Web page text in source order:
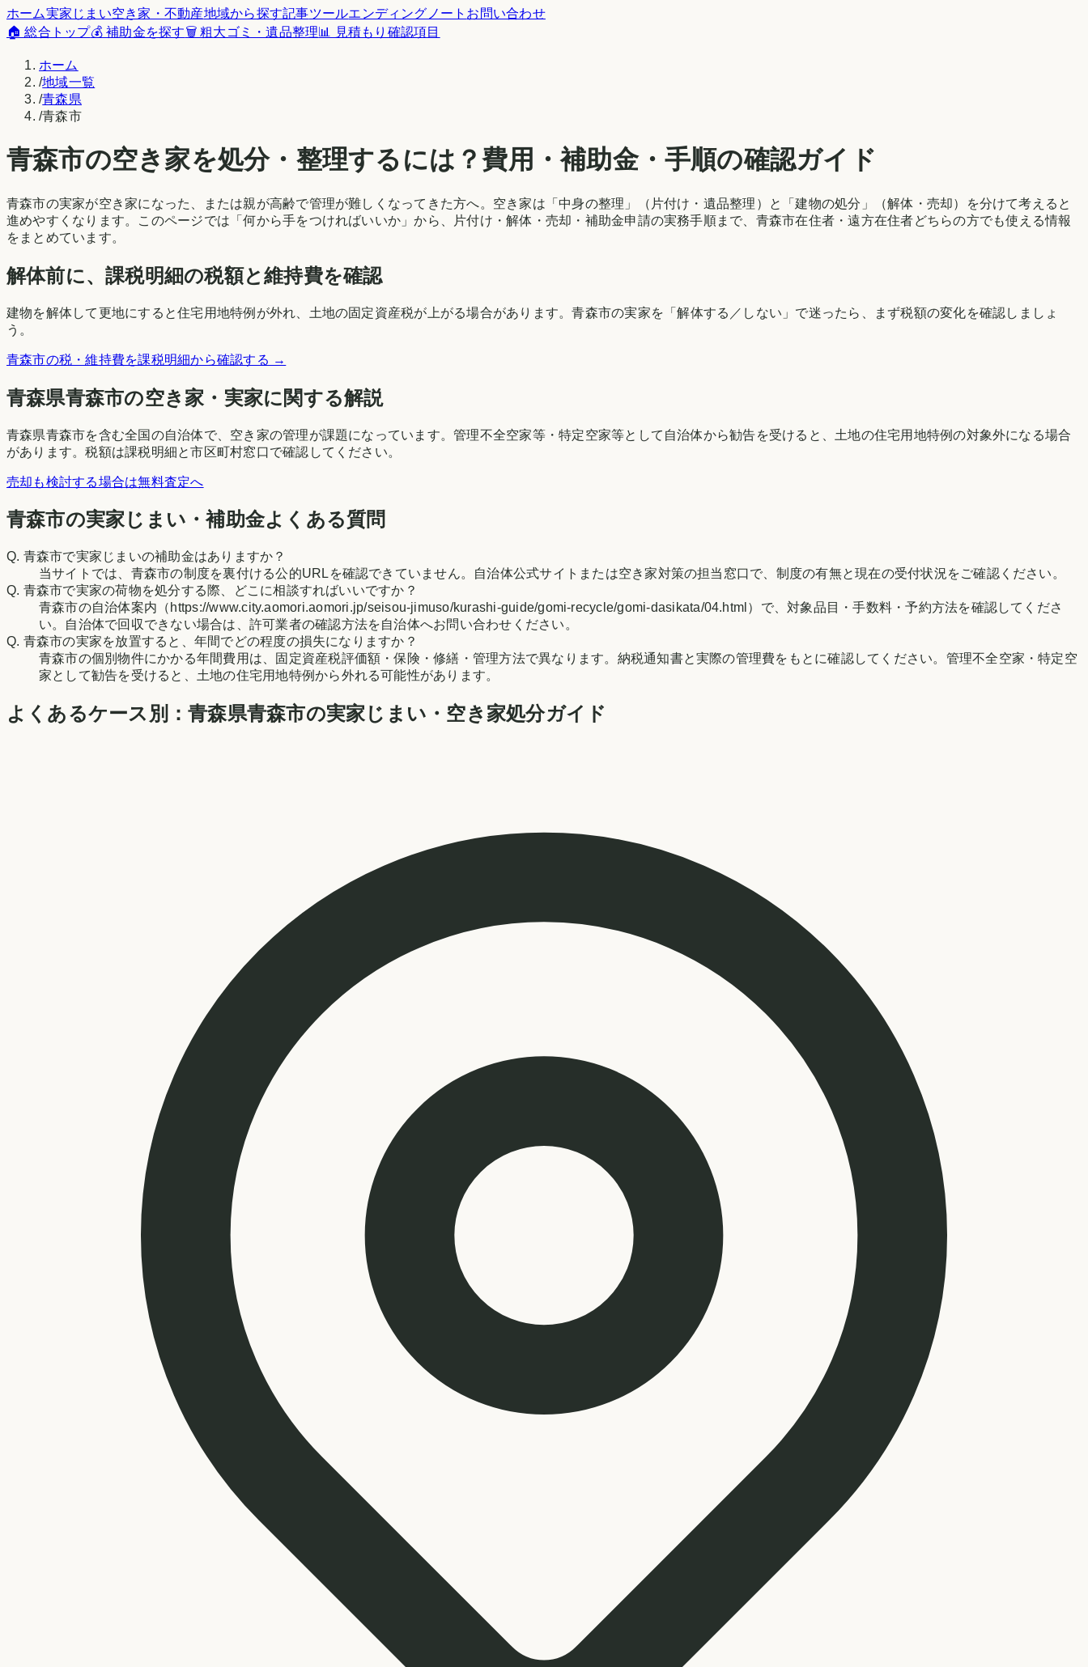
ホーム実家じまい空き家・不動産地域から探す記事ツールエンディングノート お問い合わせ
🏠 総合トップ💰 補助金を探す🗑️ 粗大ゴミ・遺品整理📊 見積もり確認項目
ホーム
/地域一覧
/青森県
/青森市
青森市の空き家を処分・整理するには？費用・補助金・手順の確認ガイド
青森市の実家が空き家になった、または親が高齢で管理が難しくなってきた方へ。空き家は「中身の整理」（片付け・遺品整理）と「建物の処分」（解体・売却）を分けて考えると
進めやすくなります。このページでは「何から手をつければいいか」から、片付け・解体・売却・補助金申請の実務手順まで、 青森市在住者・遠方在住者どちらの方でも使える情報
をまとめています。
解体前に、課税明細の税額と維持費を確認
建物を解体して更地にすると住宅用地特例が外れ、土地の固定資産税が上がる場合があります。青森市の実家を「解体する／しない」で迷ったら、まず税額の変化を確認しましょ
う。
青森市の税・維持費を課税明細から確認する →
青森県青森市の空き家・実家に関する解説
青森県青森市を含む全国の自治体で、空き家の管理が課題になっています。管理不全空家等・特定空家等として自治体から勧告を受けると、土地の住宅用地特例の対象外になる場合
があります。税額は課税明細と市区町村窓口で確認してください。
売却も検討する場合は無料査定へ
青森市の実家じまい・補助金よくある質問
Q. 青森市で実家じまいの補助金はありますか？
当サイトでは、青森市の制度を裏付ける公的URLを確認できていません。自治体公式サイトまたは空き家対策の担当窓口で、制度の有無と現在の受付状況をご確認ください。
Q. 青森市で実家の荷物を処分する際、どこに相談すればいいですか？
青森市の自治体案内（https://www.city.aomori.aomori.jp/seisou-jimuso/kurashi-guide/gomi-recycle/gomi-dasikata/04.html）で、対象品目・手数料・予約方法を確認してくださ
い。自治体で回収できない場合は、許可業者の確認方法を自治体へお問い合わせください。
Q. 青森市の実家を放置すると、年間でどの程度の損失になりますか？
青森市の個別物件にかかる年間費用は、固定資産税評価額・保険・修繕・管理方法で異なります。納税通知書と実際の管理費をもとに確認してください。管理不全空家・特定空
家として勧告を受けると、土地の住宅用地特例から外れる可能性があります。
よくあるケース別：青森県青森市の実家じまい・空き家処分ガイド